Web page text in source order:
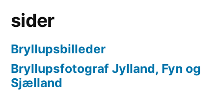
sider
Bryllupsbilleder
Bryllupsfotograf Jylland, Fyn og
Sjælland